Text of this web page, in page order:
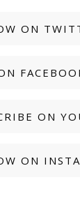
ON
ON
ON